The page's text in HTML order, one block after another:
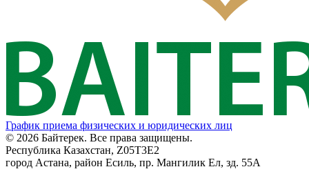
График приема физических и юридических лиц
© 2026 Байтерек. Все права защищены.
Республика Казахстан, Z05T3E2
город Астана, район Есиль, пр. Мангилик Ел, зд. 55А